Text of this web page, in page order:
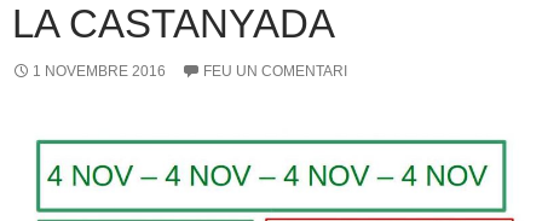
LA CASTANYADA
1 NOVEMBRE 2016 FEU UN COMENTARI